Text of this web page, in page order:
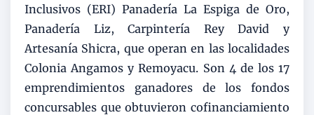
Inclusivos (ERI) Panadería La Espiga de Oro,
Panadería Liz, Carpintería Rey David y
Artesanía Shicra, que operan en las localidades
Colonia Angamos y Remoyacu. Son 4 de los 17
emprendimientos ganadores de los fondos
concursables que obtuvieron cofinanciamiento